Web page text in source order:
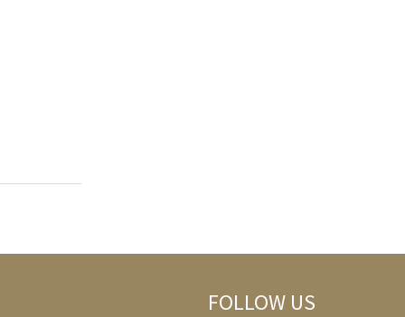
FOLLOW US